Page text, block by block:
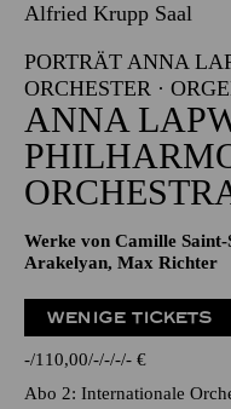
Alfried Krupp Saal
PORTRÄT ANNA
RCHESTER · ORGEL
ANNA
Werke von Camille
Arakelyan, Max Richter
WENIGE TICKETS
- 110,00 - - - - €
Abo 2: Internationale